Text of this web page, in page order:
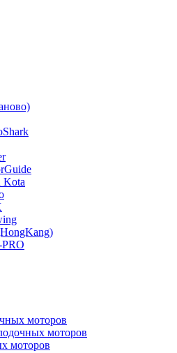
Kota
моторов
моторов
моторов